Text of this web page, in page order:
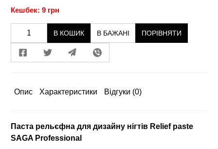
Кешбек: 9 грн
В КОШИК В БАЖАНІ ПОРІВНЯТИ
Опис Характеристики Відгуки (0)
Паста рельєфна для дизайну нігтів Relief paste
SAGA Professional